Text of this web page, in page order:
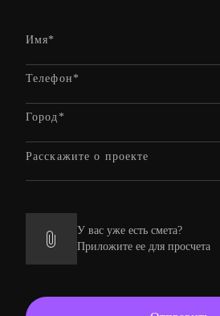
У вас уже есть смета?
Приложите ее для просчета